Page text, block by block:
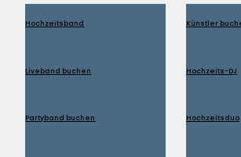
Hochzeitsband
Liveband buchen
Partyband buchen
Künstler
Hochzeits-DJ
Hochzeitsduo